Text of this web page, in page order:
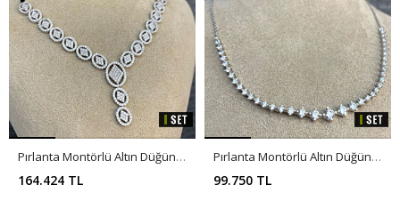
Pırlanta Montörlü Altın Düğün Takı Seti SET0005
164.424 TL
Pırlanta Montörlü Altın Düğün Takı Seti SET0003
99.750 TL